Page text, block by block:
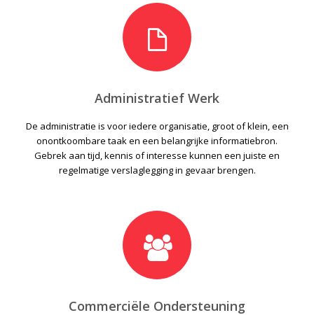
Administratief Werk
De administratie is voor iedere organisatie, groot of klein, een
onontkoombare taak en een belangrijke informatiebron.
Gebrek aan tijd, kennis of interesse kunnen een juiste en
regelmatige verslaglegging in gevaar brengen.
Commerciële Ondersteuning